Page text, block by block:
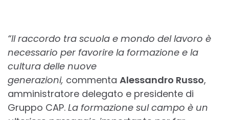
“Il raccordo tra scuola e mondo del lavoro è
necessario per favorire la formazione e la
cultura delle nuove
generazioni, commenta Alessandro Russo,
amministratore delegato e presidente di
Gruppo CAP. La formazione sul campo è un